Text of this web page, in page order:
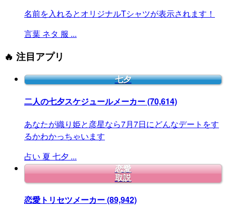
名前を入れるとオリジナルTシャツが表示されます！
言葉 ネタ 服 ...
🔥 注目アプリ
七夕
二人の七夕スケジュールメーカー(70,614)
あなたが織り姫と彦星なら7月7日にどんなデートをす
るかわかっちゃいます
占い 夏 七夕 ...
恋愛
取説
恋愛トリセツメーカー(89,942)